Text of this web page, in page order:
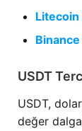
Litecoin
USDT
USDT,
değer